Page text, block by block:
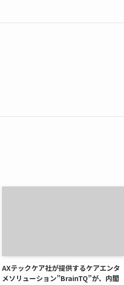
AXテックケア社が提供するケアエンタ
メソリューション”BrainTQ”が、内閣